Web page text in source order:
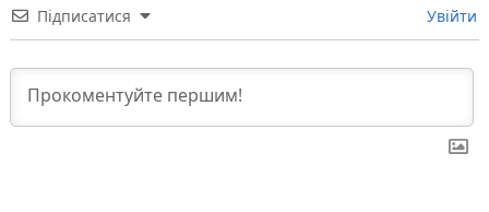
Підписатися Увійти